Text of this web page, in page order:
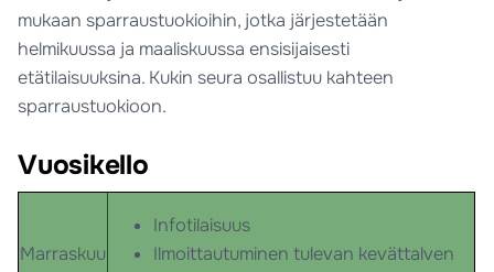
mukaan sparraustuokioihin, jotka järjestetään
helmikuussa ja maaliskuussa ensisijaisesti
etätilaisuuksina. Kukin seura osallistuu kahteen
sparraustuokioon.
Vuosikello
Marraskuu
Infotilaisuus
Ilmoittautuminen tulevan kevättalven